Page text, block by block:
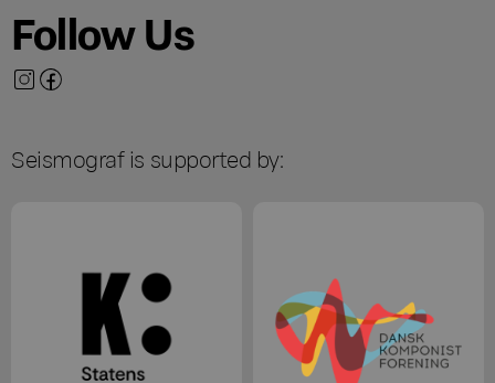
Follow Us
Seismograf is supported by: